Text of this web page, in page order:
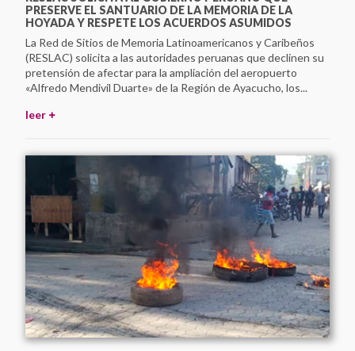
PRESERVE EL SANTUARIO DE LA MEMORIA DE LA
HOYADA Y RESPETE LOS ACUERDOS ASUMIDOS
La Red de Sitios de Memoria Latinoamericanos y Caribeños
(RESLAC) solicita a las autoridades peruanas que declinen su
pretensión de afectar para la ampliación del aeropuerto
«Alfredo Mendivil Duarte» de la Región de Ayacucho, los...
leer